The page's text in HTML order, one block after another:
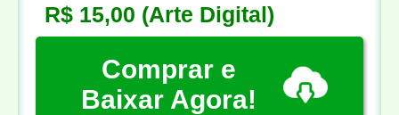
R$ 15,00 (Arte Digital)
Comprar e
Baixar Agora!